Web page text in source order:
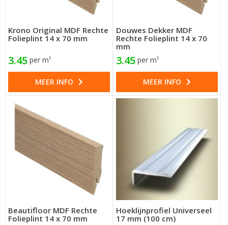
Krono Original MDF Rechte
Folieplint 14 x 70 mm
3.45 per m¹
MEER INFO
Douwes Dekker MDF
Rechte Folieplint 14 x 70
mm
3.45 per m¹
MEER INFO
Beautifloor MDF Rechte
Folieplint 14 x 70 mm
Hoeklijnprofiel Universeel
17 mm (100 cm)